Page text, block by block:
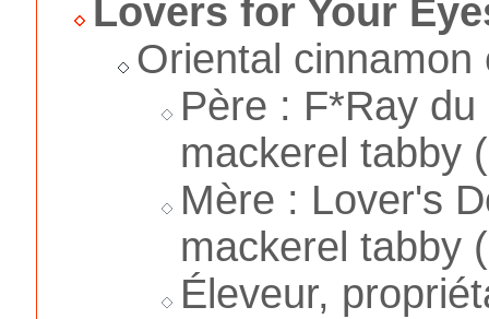
Lovers for Your
Oriental
Père : F*Ray
mackerel tabby
Mère : Lover's
mackerel tabby
Éleveur,